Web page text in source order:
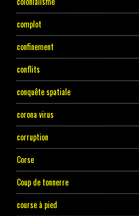
complot
confinement
conflits
conquête spatiale
corona virus
corruption
Corse
Coup de tonnerre
course à pied